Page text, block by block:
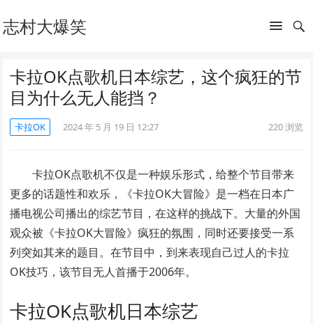
志村大爆笑
卡拉OK点歌机日本综艺，这个疯狂的节
目为什么无人能挡？
卡拉OK 2024 年 5 月 19 日 12:27 220浏览
卡拉OK点歌机不仅是一种娱乐形式，给整个节目带来
更多的话题性和欢乐，《卡拉OK大冒险》是一档在日本广
播电视公司播出的综艺节目，在这样的挑战下。大量的外国
观众被《卡拉OK大冒险》疯狂的氛围，同时还要接受一系
列突如其来的题目。在节目中，到来表现自己过人的卡拉
OK技巧，该节目无人首播于2006年。
卡拉OK点歌机日本综艺